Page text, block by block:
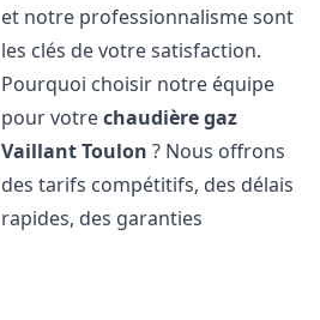
et notre professionnalisme sont
les clés de votre satisfaction.
Pourquoi choisir notre équipe
pour votrechaudière gaz
VaillantToulon ? Nous offrons
des tarifs compétitifs, des délais
rapides, des garanties